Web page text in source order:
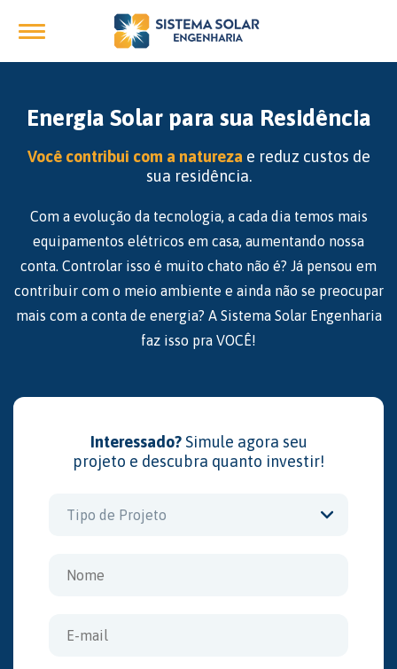
Energia Solar para sua Residência
Você contribui com a natureza e reduz custos de
sua residência.
Com a evolução da tecnologia, a cada dia temos mais
equipamentos elétricos em casa, aumentando nossa
conta. Controlar isso é muito chato não é? Já pensou em
contribuir com o meio ambiente e ainda não se preocupar
mais com a conta de energia? A Sistema Solar Engenharia
faz isso pra VOCÊ!
Interessado?Simule agora seu
projeto e descubra quanto investir!
Tipo de Projeto